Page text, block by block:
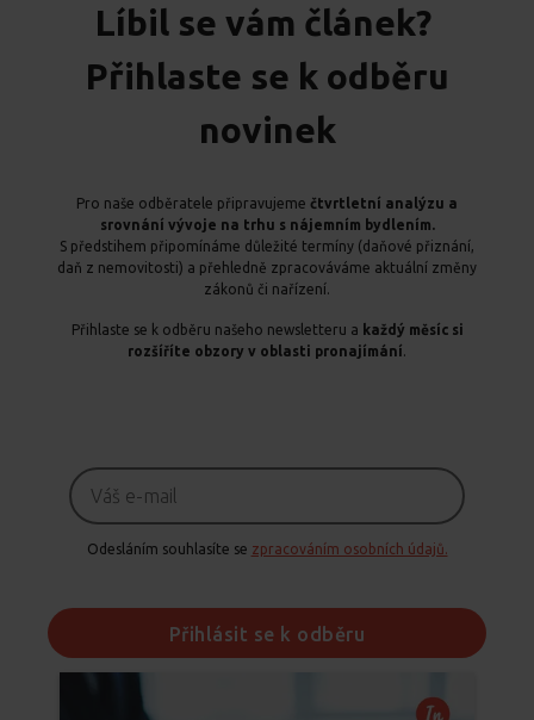
Líbil se vám článek?
Přihlaste se k odběru
novinek
Pro naše odběratele připravujeme čtvrtletní analýzu a
srovnání vývoje na trhu s nájemním bydlením.
S předstihem připomínáme důležité termíny (daňové přiznání,
daň z nemovitosti) a přehledně zpracováváme aktuální změny
zákonů či nařízení.
Přihlaste se k odběru našeho newsletteru a každý měsíc si
rozšíříte obzory v oblasti pronajímání.
Odesláním souhlasíte se zpracováním osobních údajů.
Přihlásit se k odběru